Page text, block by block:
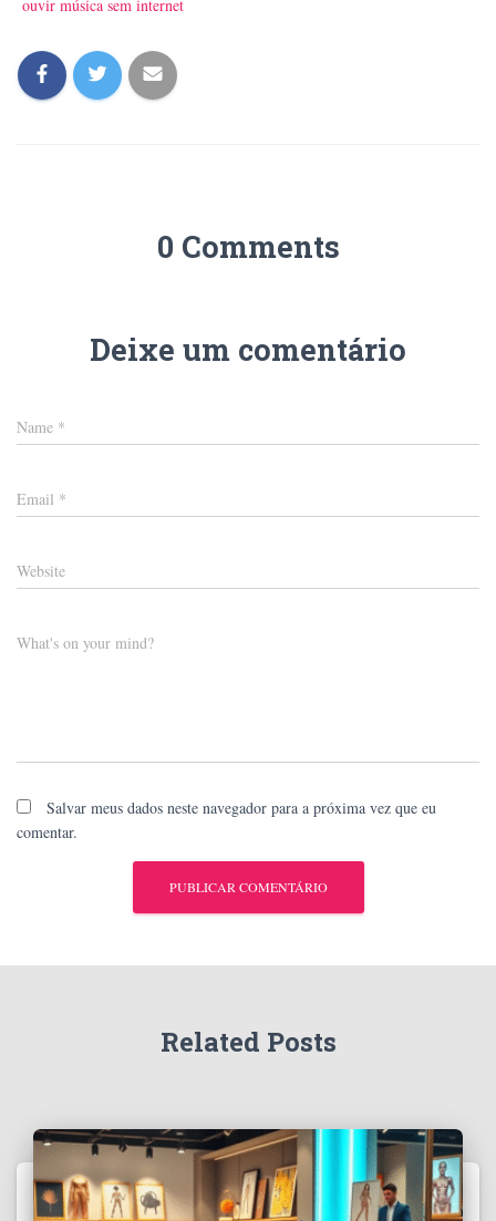
ouvir música sem internet
0 Comments
Deixe um comentário
Name *
Email *
Website
What's on your mind?
Salvar meus dados neste navegador para a próxima vez que eu
comentar.
Related Posts